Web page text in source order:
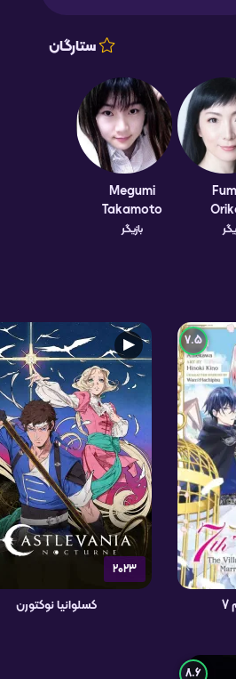
ستارگان
Megumi
Takamoto
بازیگر
7.5
2023
▶
کسلوانیا نوکتورن
8.6